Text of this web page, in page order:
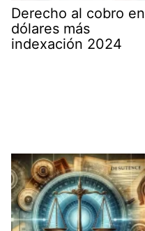
Derecho al cobro en
dólares más
indexación 2024